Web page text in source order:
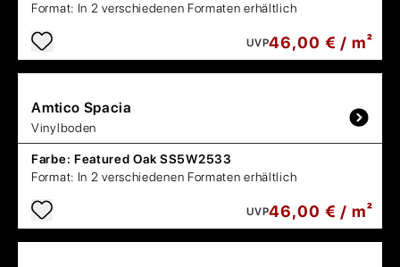
Format: In 2 verschiedenen Formaten erhältlich
UVP46,00 € / m²
Amtico Spacia
Vinylboden
Farbe: Featured Oak SS5W2533
Format: In 2 verschiedenen Formaten erhältlich
UVP46,00 € / m²